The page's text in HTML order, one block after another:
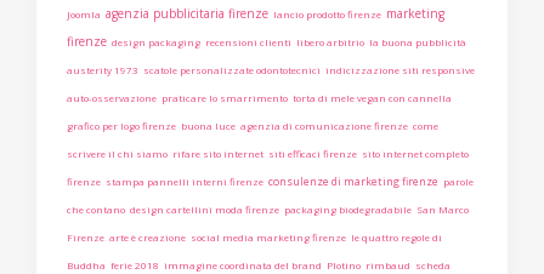
Joomla agenzia pubblicitaria firenze lancio prodotto firenze marketing
firenze design packaging recensioni clienti libero arbitrio la buona pubblicità
austerity 1973 scatole personalizzate odontotecnici indicizzazione siti responsive
auto-osservazione praticare lo smarrimento torta di mele vegan con cannella
grafico per logo firenze buona luce agenzia di comunicazione firenze come
scrivere il chi siamo rifare sito internet siti efficaci firenze sito internet completo
firenze stampa pannelli interni firenze consulenze di marketing firenze parole
che contano design cartellini moda firenze packaging biodegradabile San Marco
Firenze arte è creazione social media marketing firenze le quattro regole di
Buddha ferie 2018 immagine coordinata del brand Plotino rimbaud scheda